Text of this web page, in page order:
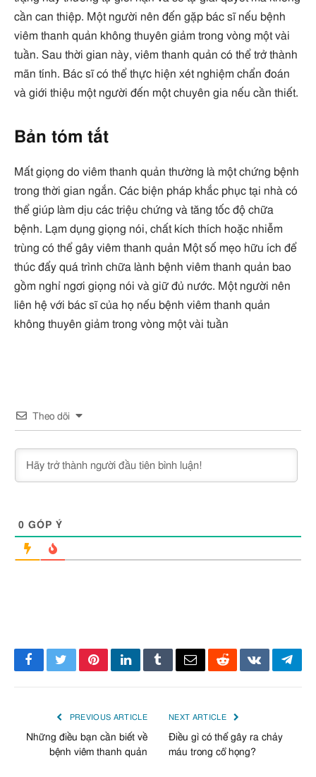
cần can thiệp. Một người nên đến gặp bác sĩ nếu bệnh
viêm thanh quản không thuyên giảm trong vòng một vài
tuần. Sau thời gian này, viêm thanh quản có thể trở thành
mãn tính. Bác sĩ có thể thực hiện xét nghiệm chẩn đoán
và giới thiệu một người đến một chuyên gia nếu cần thiết.
Bản tóm tắt
Mất giọng do viêm thanh quản thường là một chứng bệnh
trong thời gian ngắn. Các biện pháp khắc phục tại nhà có
thể giúp làm dịu các triệu chứng và tăng tốc độ chữa
bệnh. Lạm dụng giọng nói, chất kích thích hoặc nhiễm
trùng có thể gây viêm thanh quản Một số mẹo hữu ích để
thúc đẩy quá trình chữa lành bệnh viêm thanh quản bao
gồm nghỉ ngơi giọng nói và giữ đủ nước. Một người nên
liên hệ với bác sĩ của họ nếu bệnh viêm thanh quản
không thuyên giảm trong vòng một vài tuần
Theo dõi
0 GÓP Ý
Facebook
TwitterPinterestLinkedInTumblrEmailRedditVKontakte
PREVIOUS ARTICLE
Những điều bạn cần biết về
bệnh viêm thanh quản
NEXT ARTICLE
Điều gì có thể gây ra chảy
máu trong cổ họng?